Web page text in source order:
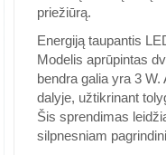
priežiūrą.
Energiją taupantis
Modelis aprūpintas
bendra galia yra 3
dalyje, užtikrinant
Šis sprendimas
silpnesniam